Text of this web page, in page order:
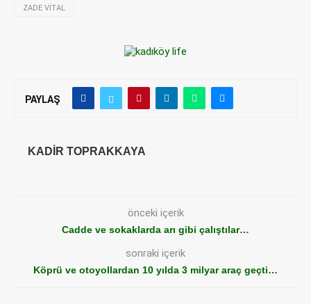
ZADE VITAL
PAYLAŞ
KADIR TOPRAKKAYA
önceki içerik
Cadde ve sokaklarda arı gibi çalıştılar…
sonraki içerik
Köprü ve otoyollardan 10 yılda 3 milyar araç geçti…